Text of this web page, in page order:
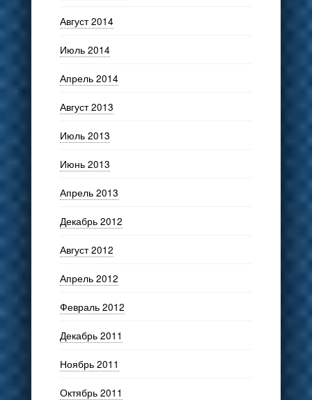
Август 2014
Июль 2014
Апрель 2014
Август 2013
Июль 2013
Июнь 2013
Апрель 2013
Декабрь 2012
Август 2012
Апрель 2012
Февраль 2012
Декабрь 2011
Ноябрь 2011
Октябрь 2011